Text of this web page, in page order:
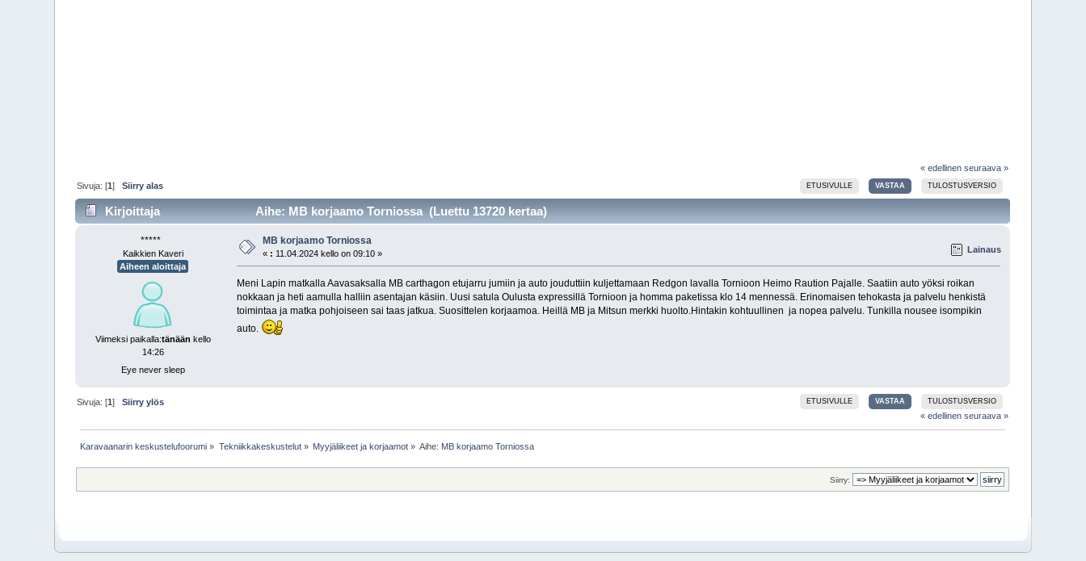
« edellinen seuraava »
ETUSIVULLE VASTAA TULOSTUSVERSIO
Sivuja: [1]Siirry alas
Kirjoittaja Aihe: MB korjaamo Torniossa (Luettu 13720 kertaa)
*****
Kaikkien Kaveri
Aiheen aloittaja
Viimeksi paikalla:tänään kello
14:26
Eye never sleep
MB korjaamo Torniossa
« : 11.04.2024 kello on 09:10 » Lainaus
Meni Lapin matkalla Aavasaksalla MB carthagon etujarru jumiin ja auto jouduttiin kuljettamaan Redgon lavalla Tornioon Heimo Raution Pajalle. Saatiin auto yöksi roikan
nokkaan ja heti aamulla halliin asentajan käsiin. Uusi satula Oulusta expressillä Tornioon ja homma paketissa klo 14 mennessä. Erinomaisen tehokasta ja palvelu henkistä
toimintaa ja matka pohjoiseen sai taas jatkua. Suosittelen korjaamoa. Heillä MB ja Mitsun merkki huolto.Hintakin kohtuullinen ja nopea palvelu. Tunkilla nousee isompikin
auto.
ETUSIVULLE VASTAA TULOSTUSVERSIO
Sivuja: [1]Siirry ylös
« edellinen seuraava »
Karavaanarin keskustelufoorumi » Tekniikkakeskustelut» Myyjäliikeet ja korjaamot » Aihe: MB korjaamo Torniossa
Siirry: